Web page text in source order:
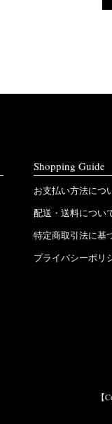
Shopping Guide
お支払い方法につ
配送・送料につい
特定商取引法に基
プライバシーポリ
【